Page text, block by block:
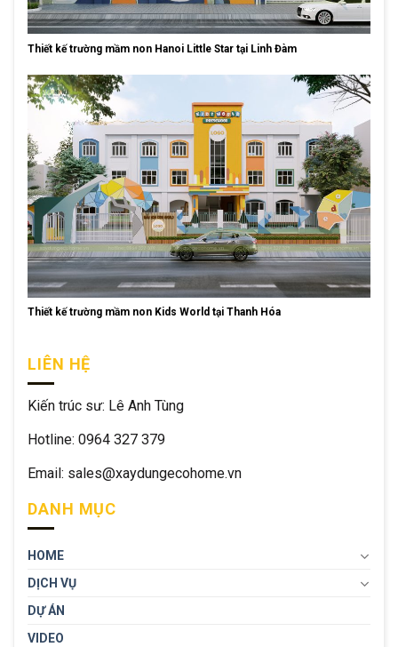
Thiết kế trường mầm non Hanoi Little Star tại Linh Đàm
Thiết kế trường mầm non Kids World tại Thanh Hóa
LIÊN HỆ
Kiến trúc sư: Lê Anh Tùng
Hotline: 0964 327 379
Email: sales@xaydungecohome.vn
DANH MỤC
HOME
DỊCH VỤ
DỰ ÁN
VIDEO